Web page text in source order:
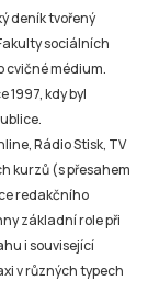
deník tvořený
sociálních
cvičné médium.
1997, kdy byl
Rádio Stisk, TV
kurzů (s přesahem
redakčního
základní role při
i související
v různých typech